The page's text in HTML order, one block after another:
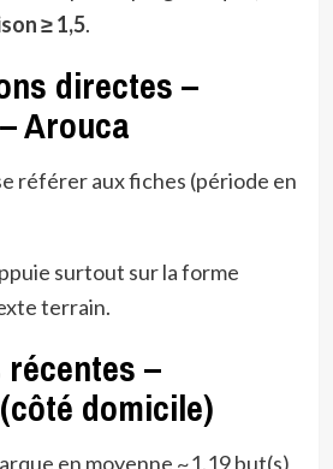
≥ 1,5.
directes –
Arouca
référer aux fiches (période en
surtout sur la forme
terrain.
–
domicile)
en moyenne ~1.19 but(s)